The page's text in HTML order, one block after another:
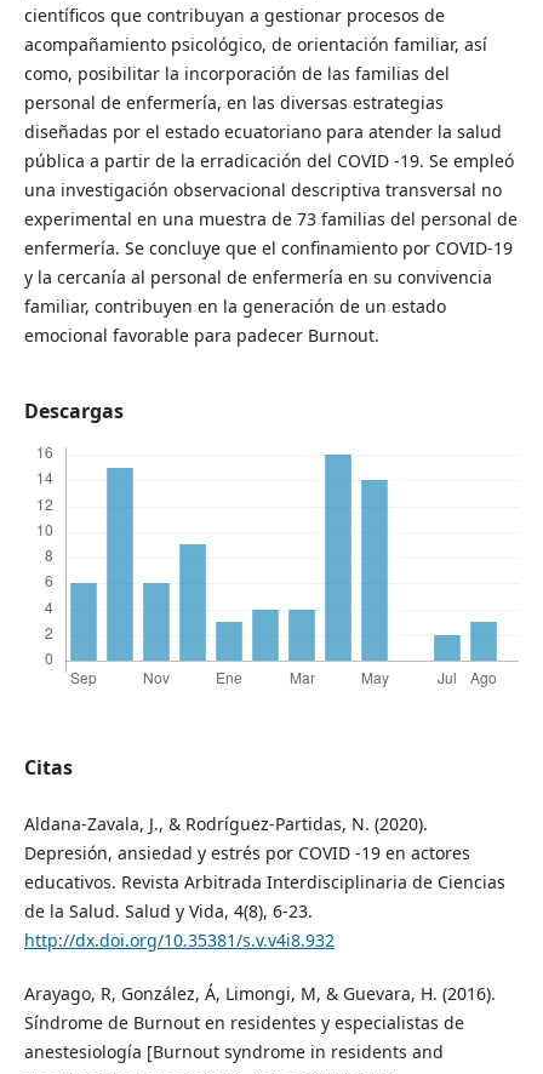
científicos que contribuyan a gestionar procesos de
acompañamiento psicológico, de orientación familiar, así
como, posibilitar la incorporación de las familias del
personal de enfermería, en las diversas estrategias
diseñadas por el estado ecuatoriano para atender la salud
pública a partir de la erradicación del COVID -19. Se empleó
una investigación observacional descriptiva transversal no
experimental en una muestra de 73 familias del personal de
enfermería. Se concluye que el confinamiento por COVID-19
y la cercanía al personal de enfermería en su convivencia
familiar, contribuyen en la generación de un estado
emocional favorable para padecer Burnout.
Descargas
Citas
Aldana-Zavala, J., & Rodríguez-Partidas, N. (2020).
Depresión, ansiedad y estrés por COVID -19 en actores
educativos. Revista Arbitrada Interdisciplinaria de Ciencias
de la Salud. Salud y Vida, 4(8), 6-23.
http://dx.doi.org/10.35381/s.v.v4i8.932
Arayago, R, González, Á, Limongi, M, & Guevara, H. (2016).
Síndrome de Burnout en residentes y especialistas de
anestesiología [Burnout syndrome in residents and